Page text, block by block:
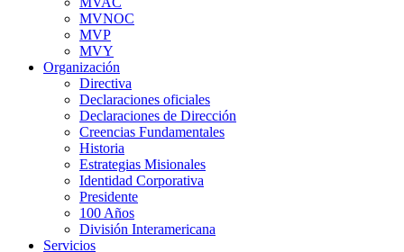
MVNOC
MVP
MVY
Organización
Directiva
Declaraciones oficiales
Declaraciones de Dirección
Creencias Fundamentales
Historia
Estrategias Misionales
Identidad Corporativa
Presidente
100 Años
División Interamericana
Servicios